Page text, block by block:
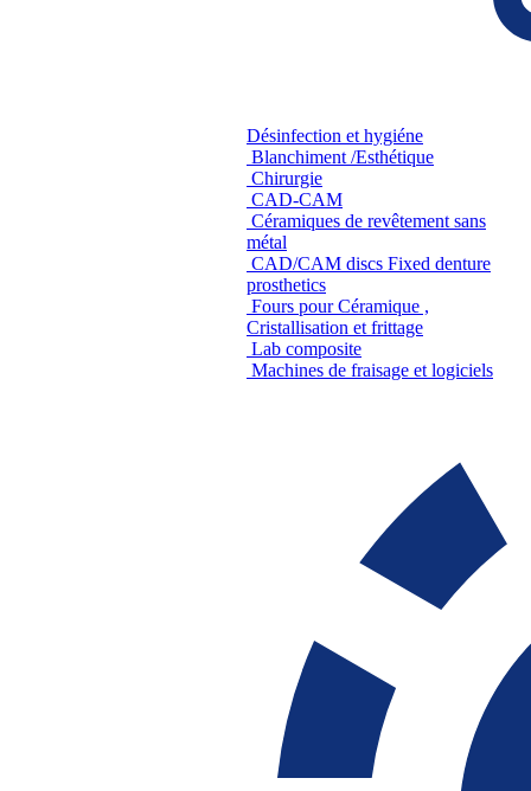
Désinfection et hygiéne
Blanchiment /Esthétique
Chirurgie
CAD-CAM
Céramiques de revêtement sans
métal
CAD/CAM discs Fixed denture
prosthetics
Fours pour Céramique ,
Cristallisation et frittage
Lab composite
Machines de fraisage et logiciels